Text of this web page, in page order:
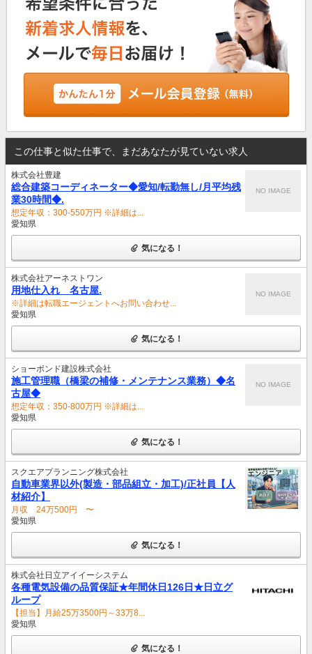
この仕事と似た仕事で、まだあなたが見ていない求人
株式会社豊建
総合建築コーディネーター◆愛知/転勤無し/月平均残
業30時間◆.
想定年収：300-550万円 ※詳細は...
愛知県
NO IMAGE
気になる！
株式会社アーネストワン
用地仕入れ 名古屋.
※詳細は転職エージェントへお問い合わせ...
愛知県
NO IMAGE
気になる！
ショーボンド建設株式会社
施工管理職（橋梁の補修・メンテナンス業務）◆名
古屋◆
想定年収：350-800万円 ※詳細は...
愛知県
NO IMAGE
気になる！
スクエアプランニング株式会社
自動車業界以外(製造・部品組立・加工)/正社員【人
材紹介】
月収 24万500円 〜
愛知県
気になる！
株式会社日立アイイーシステム
各種電気設備の品質保証★年間休日126日★日立グ
ループ
【担当】月給25万3500円～33万8...
愛知県
気になる！